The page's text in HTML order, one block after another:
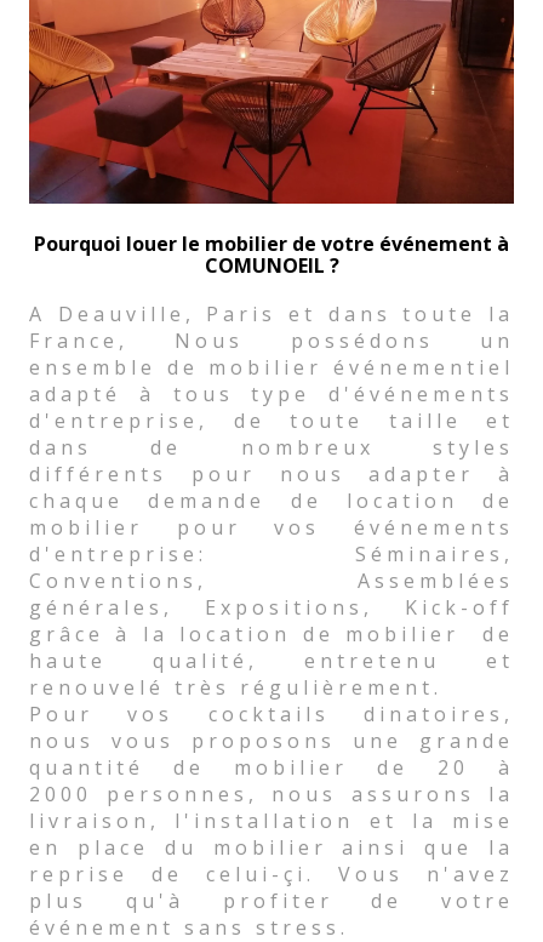
Pourquoi louer le mobilier de votre événement à
COMUNOEIL ?
A Deauville, Paris et dans toute la
France, Nous possédons un
ensemble de mobilier événementiel
adapté à tous type d'événements
d'entreprise, de toute taille et
dans de nombreux styles
différents pour nous adapter à
chaque demande de location de
mobilier pour vos événements
d'entreprise: Séminaires,
Conventions, Assemblées
générales, Expositions, Kick-off
grâce à la location de mobilier de
haute qualité, entretenu et
renouvelé très régulièrement.
Pour vos cocktails dinatoires,
nous vous proposons une grande
quantité de mobilier de 20 à
2000 personnes, nous assurons la
livraison, l'installation et la mise
en place du mobilier ainsi que la
reprise de celui-çi. Vous n'avez
plus qu'à profiter de votre
événement sans stress.